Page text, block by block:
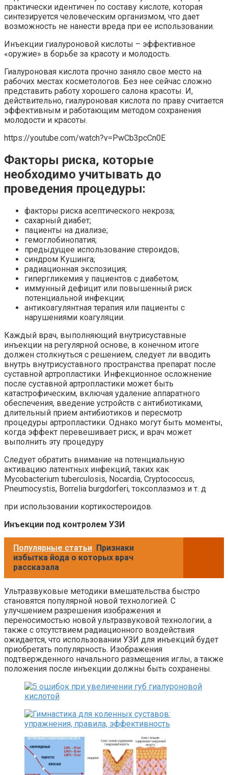
практически идентичен по составу кислоте, которая
синтезируется человеческим организмом, что дает
возможность не нанести вреда при ее использовании.
Инъекции гиалуроновой кислоты – эффективное
«оружие» в борьбе за красоту и молодость.
Гиалуроновая кислота прочно заняло свое место на
рабочих местах косметологов. Без нее сейчас сложно
представить работу хорошего салона красоты. И,
действительно, гиалуроновая кислота по праву считается
эффективным и работающим методом сохранения
молодости и красоты.
https://youtube.com/watch?v=PwCb3pcCn0E
Факторы риска, которые
необходимо учитывать до
проведения процедуры:
факторы риска асептического некроза;
сахарный диабет;
пациенты на диализе;
гемоглобинопатия;
предыдущее использование стероидов;
синдром Кушинга;
радиационная экспозиция;
гипергликемия у пациентов с диабетом;
иммунный дефицит или повышенный риск
потенциальной инфекции;
антикоагулянтная терапия или пациенты с
нарушениями коагуляции.
Каждый врач, выполняющий внутрисуставные
инъекции на регулярной основе, в конечном итоге
должен столкнуться с решением, следует ли вводить
внутрь внутрисуставного пространства препарат после
суставной артропластики. Инфекционное осложнение
после суставной артропластики может быть
катастрофическим, включая удаление аппаратного
обеспечения, введение устройств с антибиотиками,
длительный прием антибиотиков и пересмотр
процедуры артропластики. Однако могут быть моменты,
когда эффект перевешивает риск, и врач может
выполнить эту процедуру
Следует обратить внимание на потенциальную
активацию латентных инфекций, таких как
Mycobacterium tuberculosis, Nocardia, Cryptococcus,
Pneumocystis, Borrelia burgdorferi, токсоплазмоз и т. д
при использовании кортикостероидов.
Инъекции под контролем УЗИ
Популярные статьи Признаки
избытка йода о которых врач
рассказала
Ультразвуковые методики вмешательства быстро
становятся популярной новой технологией. С
улучшением разрешения изображения и
переносимостью новой ультразвуковой технологии, а
также с отсутствием радиационного воздействия
ожидается, что использовании УЗИ для инъекций будет
приобретать популярность. Изображения
подтвержденного начального размещения иглы, а также
положения после инъекции должны быть сохранены.